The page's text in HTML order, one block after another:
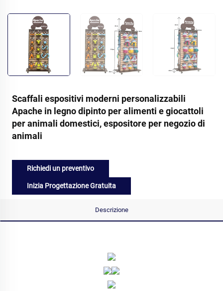
Scaffali espositivi moderni personalizzabili
Apache in legno dipinto per alimenti e giocattoli
per animali domestici, espositore per negozio di
animali
Richiedi un preventivo
Inizia Progettazione Gratuita
Descrizione